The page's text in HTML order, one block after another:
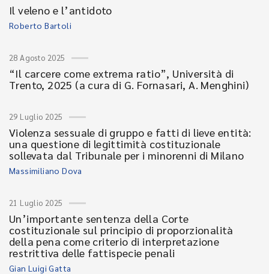
Il veleno e l’antidoto
Roberto Bartoli
28 Agosto 2025
“Il carcere come extrema ratio”, Università di
Trento, 2025 (a cura di G. Fornasari, A. Menghini)
29 Luglio 2025
Violenza sessuale di gruppo e fatti di lieve entità:
una questione di legittimità costituzionale
sollevata dal Tribunale per i minorenni di Milano
Massimiliano Dova
21 Luglio 2025
Un’importante sentenza della Corte
costituzionale sul principio di proporzionalità
della pena come criterio di interpretazione
restrittiva delle fattispecie penali
Gian Luigi Gatta